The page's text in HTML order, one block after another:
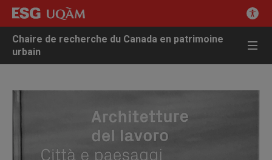
Chaire de recherche du Canada en patrimoine
urbain